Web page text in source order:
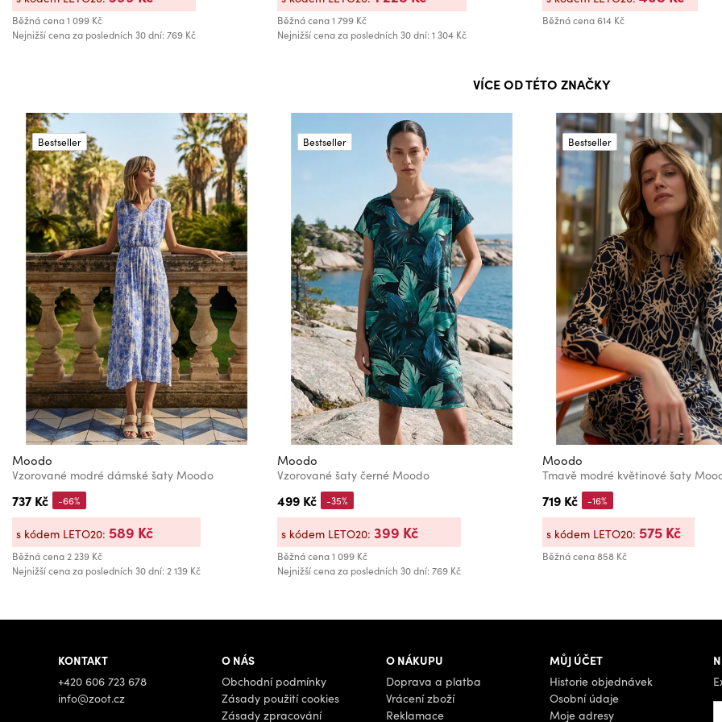
Běžná cena1 099 Kč
Nejnižší cena za posledních 30 dní: 769 Kč
Běžná cena1 799 Kč
Nejnižší cena za posledních 30 dní: 1 304 Kč
Běžná cena614 Kč
VÍCE OD TÉTO ZNAČKY
Bestseller
Moodo
Vzorované modré dámské šaty Moodo
737 Kč
Běžná cena2 239 Kč
Nejnižší cena za posledních 30 dní: 2 139 Kč
-66%
s kódem LETO20: 589 Kč
Bestseller
Moodo
Vzorované šaty černé Moodo
499 Kč
Běžná cena1 099 Kč
Nejnižší cena za posledních 30 dní: 769 Kč
-35%
s kódem LETO20: 399 Kč
Bestseller
Moodo
Tmavě modré květinové šaty
719 Kč
Běžná cena858 Kč
-16%
s kódem LETO20: 575 Kč
KONTAKT
+420 606 723 678
info@zoot.cz
O NÁS
Obchodní podmínky
Zásady použití cookies
Zásady zpracování
O NÁKUPU
Doprava a platba
Vrácení zboží
Reklamace
MŮJ ÚČET
Historie objednávek
Osobní údaje
Moje adresy